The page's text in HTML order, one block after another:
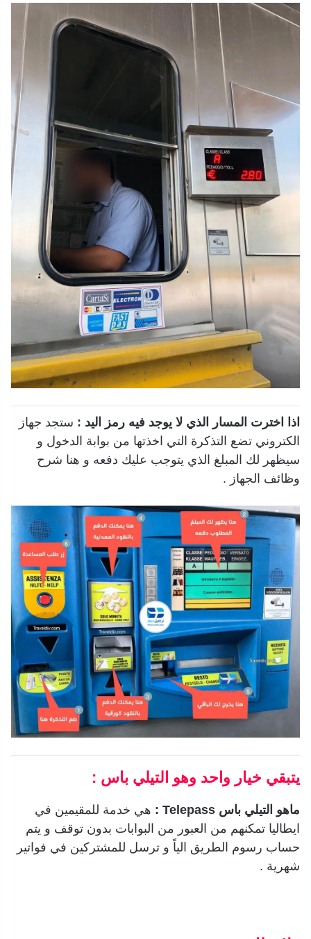
اذا اخترت المسار الذي لا يوجد فيه رمز اليد : ستجد جهاز
الكتروني تضع التذكرة التي اخذتها من بوابة الدخول و
سيظهر لك المبلغ الذي يتوجب عليك دفعه و هنا شرح
وظائف الجهاز .
يتبقي خيار واحد وهو التيلي باس :
ماهو التيلي باس Telepass :
هي خدمة للمقيمين في
ايطاليا تمكنهم من العبور من البوابات بدون توقف و يتم
حساب رسوم الطريق الياً و ترسل للمشتركين في فواتير
شهرية .